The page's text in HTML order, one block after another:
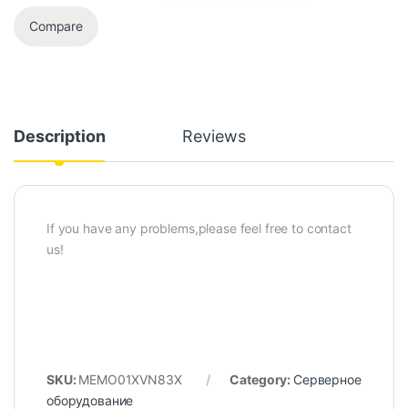
Compare
Description Reviews
If you have any problems,please feel free to contact
us!
SKU: MEMO01XVN83X Category: Серверное
оборудование